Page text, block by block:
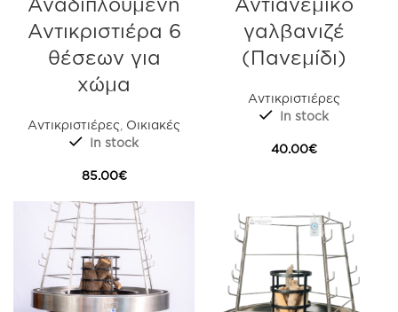
Αντικριστιέρα 6
θέσεων για
χώμα
Αντικριστιέρες Οικιακές
In stock
85.00€
γαλβανιζέ
(Πανεμίδι)
Αντικριστιέρες
In stock
40.00€